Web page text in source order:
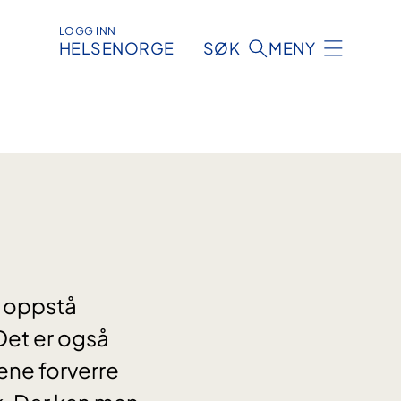
LOGG INN
HELSENORGE SØK MENY
oppstå
er også
forverre